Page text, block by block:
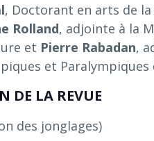
, Doctorant en arts de
Rolland, adjointe à la
et Pierre Rabadan,
et Paralympiques
DE LA REVUE
des jonglages)